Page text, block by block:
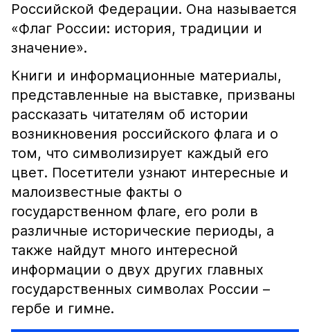
Российской Федерации. Она называется
«Флаг России: история, традиции и
значение».
Книги и информационные материалы,
представленные на выставке, призваны
рассказать читателям об истории
возникновения российского флага и о
том, что символизирует каждый его
цвет. Посетители узнают интересные и
малоизвестные факты о
государственном флаге, его роли в
различные исторические периоды, а
также найдут много интересной
информации о двух других главных
государственных символах России –
гербе и гимне.